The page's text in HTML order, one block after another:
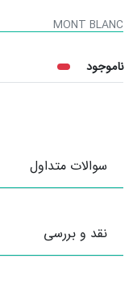
MONT BLANC
ناموجود
سوالات متداول
نقد و بررسی